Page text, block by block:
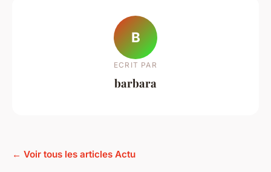
B
ECRIT PAR
barbara
← Voir tous les articles Actu